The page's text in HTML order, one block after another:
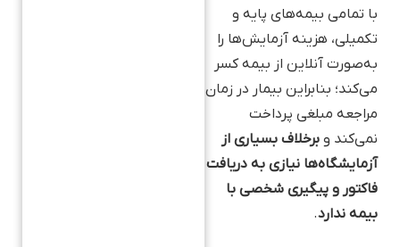
با تمامی بیمه‌های پایه و
تکمیلی، هزینه آزمایش‌ها را
به‌صورت آنلاین از بیمه کسر
می‌کند؛ بنابراین بیمار در زمان
مراجعه مبلغی پرداخت
نمی‌کند و برخلاف بسیاری از
آزمایشگاه‌ها نیازی به دریافت
فاکتور و پیگیری شخصی با
بیمه ندارد.